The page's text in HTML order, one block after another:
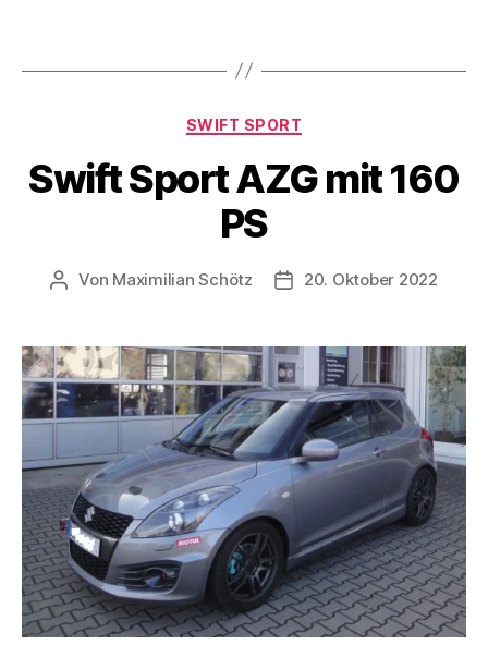
SWIFT SPORT
Swift Sport AZG mit 160
PS
Von Maximilian Schötz 20. Oktober 2022